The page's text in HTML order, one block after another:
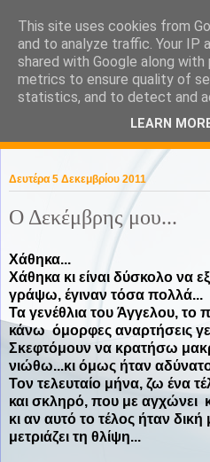
KaPa. Me
without a
Δευτέρα 5 Δεκεμβρίου 2011
Ο Δεκέμβρης μου...
Χάθηκα...
Χάθηκα κι είναι δύσκολο να
γράψω, έγιναν τόσα πολλά...
Τα γενέθλια του Άγγελου, το
κάνω όμορφες αναρτήσεις
Σκεφτόμουν να κρατήσω
νιώθω...κι όμως ήταν
Τον τελευταίο μήνα, ζω ένα
και σκληρό, που με αγχώνει
κι αν αυτό το τέλος ήταν
μετριάζει τη θλίψη...
This site uses cookies from
and to analyze traffic. Your IP
shared with Google along
metrics to ensure quality of
statistics, and to detect and
LEARN